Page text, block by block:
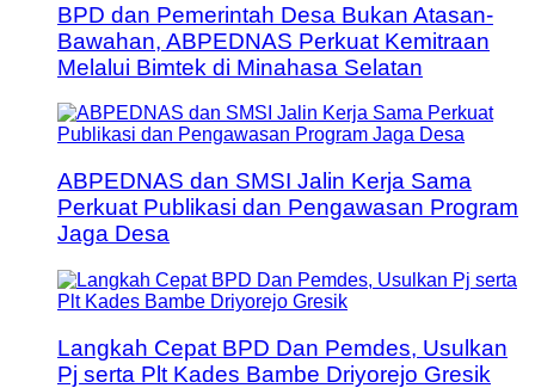
BPD dan Pemerintah Desa Bukan Atasan-
Bawahan, ABPEDNAS Perkuat Kemitraan
Melalui Bimtek di Minahasa Selatan
ABPEDNAS dan SMSI Jalin Kerja Sama
Perkuat Publikasi dan Pengawasan Program
Jaga Desa
Langkah Cepat BPD Dan Pemdes, Usulkan
Pj serta Plt Kades Bambe Driyorejo Gresik